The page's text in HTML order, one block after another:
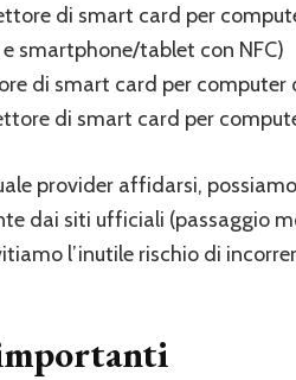
di smart card per
e smartphone/tablet con NFC)
di smart card per
di smart card per
provider affidarsi,
dai siti ufficiali (passaggio
l’inutile rischio di